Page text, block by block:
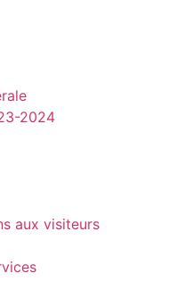
2024
aux visiteurs